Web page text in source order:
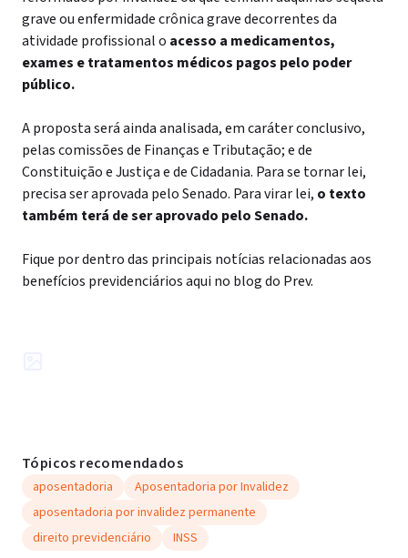
grave ou enfermidade crônica grave decorrentes da
atividade profissional o acesso a medicamentos,
exames e tratamentos médicos pagos pelo poder
público.
A proposta será ainda analisada, em caráter conclusivo,
pelas comissões de Finanças e Tributação; e de
Constituição e Justiça e de Cidadania. Para se tornar lei,
precisa ser aprovada pelo Senado. Para virar lei, o texto
também terá de ser aprovado pelo Senado.
Fique por dentro das principais notícias relacionadas aos
benefícios previdenciários aqui no blog do Prev.
Tópicos recomendados
aposentadoria
Aposentadoria por Invalidez
aposentadoria por invalidez permanente
direito previdenciário
INSS